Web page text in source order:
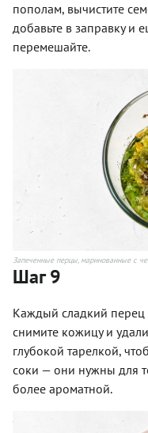
пополам, вычистите
добавьте в заправку и
перемешайте.
Запеченные перцы, маринованные с
Шаг 9
Каждый сладкий перец
снимите кожицу и
глубокой тарелкой,
соки — они нужны для
более ароматной.